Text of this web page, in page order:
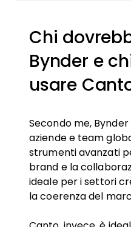
Chi
Bynder e
usare
Secondo me,
aziende e team
strumenti avanzati
brand e la
ideale per i settori
la coerenza del